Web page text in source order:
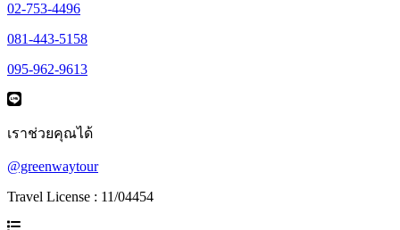
02-753-4496
081-443-5158
095-962-9613
เราช่วยคุณได้
@greenwaytour
Travel License : 11/04454